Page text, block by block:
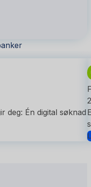
deg: Én digital søknad